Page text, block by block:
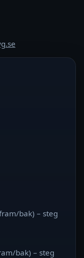
bak) – steg
bak) – steg